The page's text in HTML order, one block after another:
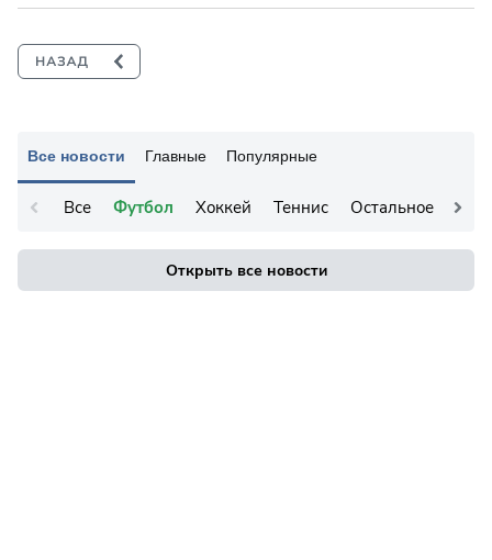
Все новости Главные Популярные
Все Футбол Хоккей Теннис Остальное
Открыть все новости